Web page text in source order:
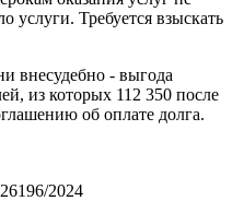
услуги. Требуется взыскать
внесудебно - выгода
из которых 112 350 после
об оплате долга.
2024